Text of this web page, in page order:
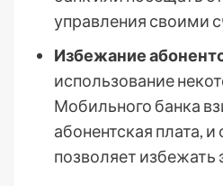
управления своими
Избежание
использование
Мобильного банка
абонентская плата,
позволяет избежать